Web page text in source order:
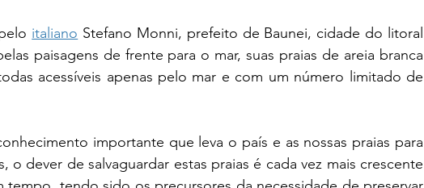
italiano Stefano Monni, prefeito de Baunei, cidade do litoral
paisagens de frente para o mar, suas praias de areia branca
acessíveis apenas pelo mar e com um número limitado de
importante que leva o país e as nossas praias para
o dever de salvaguardar estas praias é cada vez mais crescente